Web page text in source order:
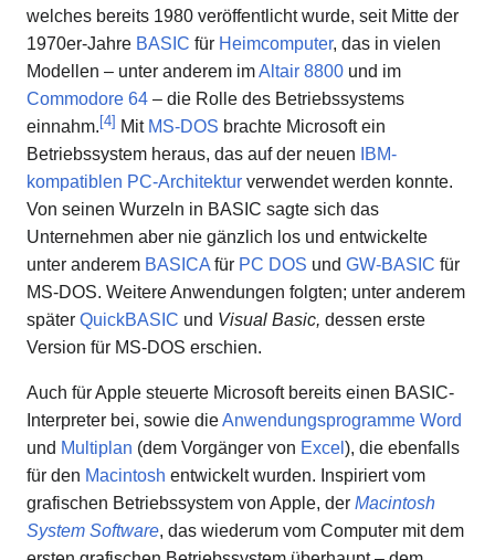
welches bereits 1980 veröffentlicht wurde, seit Mitte der
1970er-Jahre BASIC für Heimcomputer, das in vielen
Modellen – unter anderem imAltair 8800 und im
Commodore 64 – die Rolle des Betriebssystems
einnahm. [4] Mit MS-DOS brachte Microsoft ein
Betriebssystem heraus, das auf der neuen
IBM-
kompatiblen PC-Architektur verwendet werden konnte.
Von seinen Wurzeln in BASIC sagte sich das
Unternehmen aber nie gänzlich los und entwickelte
unter anderem BASICA für PC DOS und GW-BASIC für
MS-DOS. Weitere Anwendungen folgten; unter anderem
später QuickBASIC und Visual Basic, dessen erste
Version für MS-DOS erschien.
Auch für Apple steuerte Microsoft bereits einen BASIC-
Interpreter bei, sowie dieAnwendungsprogramme Word
und Multiplan (dem Vorgänger von Excel ), die ebenfalls
für den Macintosh entwickelt wurden. Inspiriert vom
grafischen Betriebssystem von Apple, der Macintosh
System Software, das wiederum vom Computer mit dem